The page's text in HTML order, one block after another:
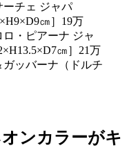
ーチェ ジャパ
㎝］19万
・ピアーナ ジャ
㎝］21万
ガッバーナ（ドルチ
ンカラーがキ